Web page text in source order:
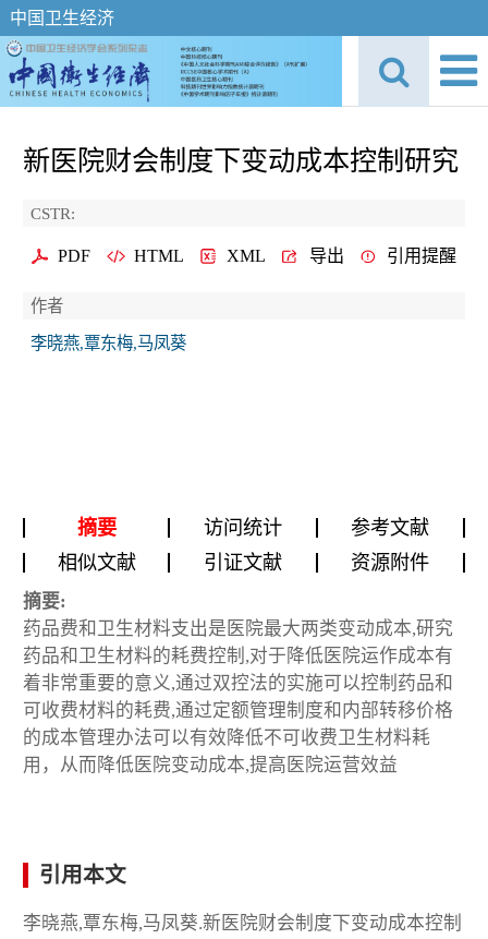
中国卫生经济
新医院财会制度下变动成本控制研究
CSTR:
PDF HTML XML 导出 引用提醒
作者
李晓燕,覃东梅,马凤葵
摘要 访问统计
参考文献
相似文献
引证文献 资源附件
摘要:
药品费和卫生材料支出是医院最大两类变动成本,研究
药品和卫生材料的耗费控制,对于降低医院运作成本有
着非常重要的意义,通过双控法的实施可以控制药品和
可收费材料的耗费,通过定额管理制度和内部转移价格
的成本管理办法可以有效降低不可收费卫生材料耗
用，从而降低医院变动成本,提高医院运营效益
引用本文
李晓燕,覃东梅,马凤葵.新医院财会制度下变动成本控制